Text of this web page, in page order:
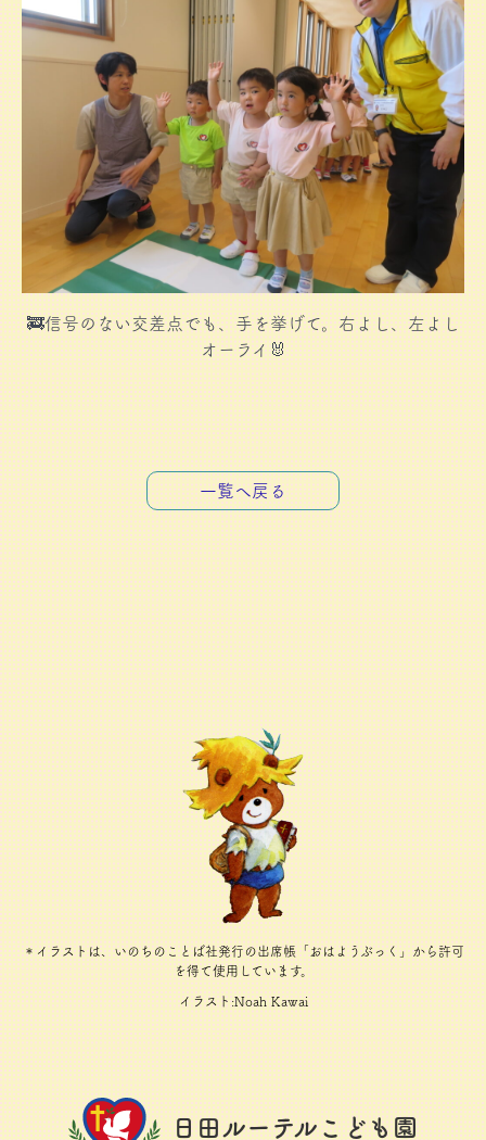
🚒信号のない交差点でも、手を挙げて。右よし、左よし
オーライ🐰
一覧へ戻る
＊イラストは、いのちのことば社発行の出席帳「おはようぶっく」から許可
を得て使用しています。
イラスト:Noah Kawai
日田ルーテルこども園